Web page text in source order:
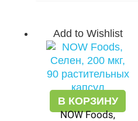
Add to Wishlist
В КОРЗИНУ
NOW Foods,